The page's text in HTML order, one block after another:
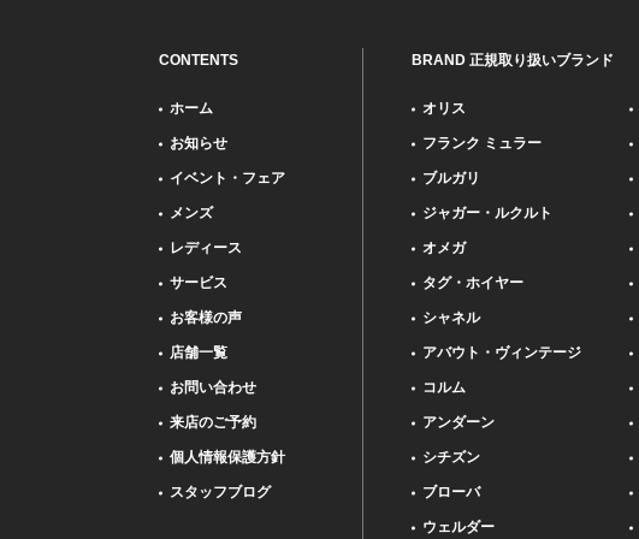
CONTENTS
ホーム
お知らせ
イベント・フェア
メンズ
レディース
サービス
お客様の声
店舗一覧
お問い合わせ
来店のご予約
個人情報保護方針
スタッフブログ
BRAND 正規取り扱いブランド
オリス
フランク ミュラー
ブルガリ
ジャガー・ルクルト
オメガ
タグ・ホイヤー
シャネル
アバウト・ヴィンテージ
コルム
アンダーン
シチズン
ブローバ
ウェルダー